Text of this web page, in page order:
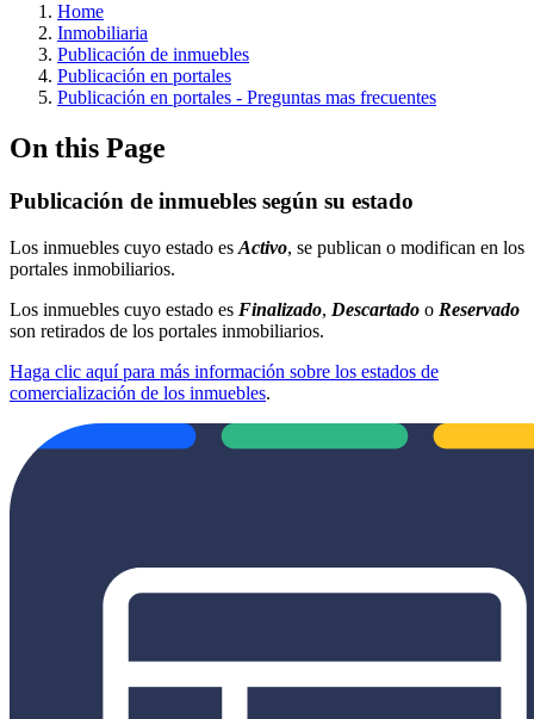
Home
Inmobiliaria
Publicación de inmuebles
Publicación en portales
Publicación en portales - Preguntas mas frecuentes
On this Page
Publicación de inmuebles según su estado
Los inmuebles cuyo estado es Activo, se publican o modifican en los
portales inmobiliarios.
Los inmuebles cuyo estado es Finalizado, Descartado o Reservado
son retirados de los portales inmobiliarios.
Haga clic aquí para más información sobre los estados de
comercialización de los inmuebles.